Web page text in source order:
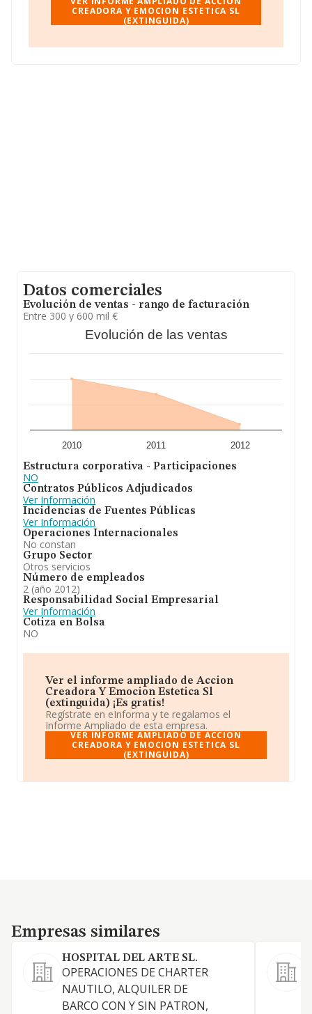
Para más información es posible contactar a través del
teléfono 933718395.
La sociedadAccion Creadora y Emocion Estetica S.L
CREADORA Y EMOCION ESTETICA SL
(EXTINGUIDA)
Datos comerciales
Evolución de ventas - rango de facturación
Entre 300 y 600 mil €
Evolución de las ventas
2010 2011 2012
Estructura corporativa - Participaciones
NO
Contratos Públicos Adjudicados
Ver Información
Incidencias de Fuentes Públicas
Ver Información
Operaciones Internacionales
No constan
Grupo Sector
Otros servicios
Número de empleados
2 (año 2012)
Responsabilidad Social Empresarial
Ver Información
Cotiza en Bolsa
NO
Ver el informe ampliado de Accion
Creadora Y Emocion Estetica Sl
(extinguida) ¡Es gratis!
Regístrate en eInforma y te regalamos el
Informe Ampliado de esta empresa.
VER INFORME AMPLIADO DE ACCION
CREADORA Y EMOCION ESTETICA SL
(EXTINGUIDA)
Empresas similares
Empresas similares
HOSPITAL DEL ARTE SL.
OPERACIONES DE CHARTER
NAUTILO, ALQUILER DE
BARCO CON Y SIN PATRON,